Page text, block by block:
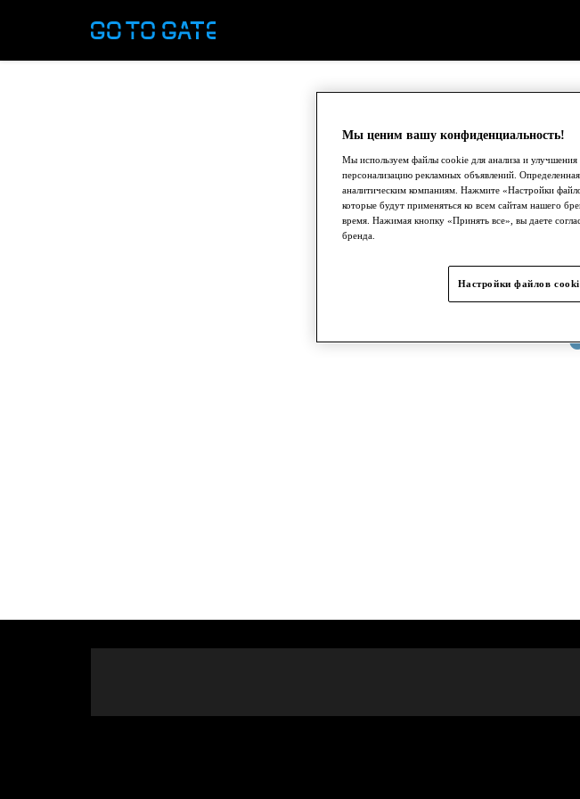
Мы ценим вашу конфиденциальность!
Мы используем файлы cookie для анализа и улучшения
персонализацию рекламных объявлений.
аналитическим компаниям. Нажмите «Настройки
которые будут применяться ко всем сайтам нашего
время. Нажимая кнопку «Принять все», вы даете
бренда.
Настройки файлов